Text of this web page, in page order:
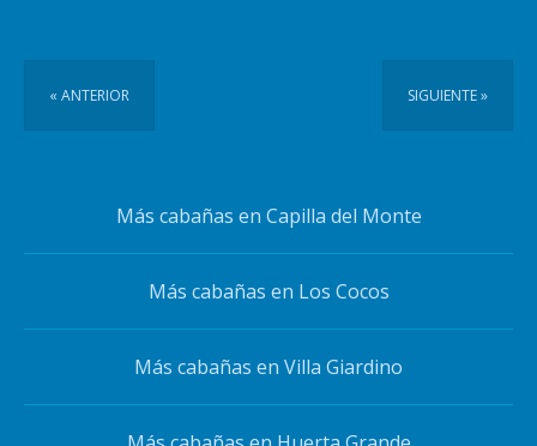
« ANTERIOR SIGUIENTE »
Más cabañas en Capilla del Monte
Más cabañas en Los Cocos
Más cabañas en Villa Giardino